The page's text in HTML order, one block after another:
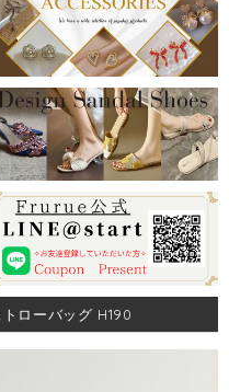
ローバッグ H190